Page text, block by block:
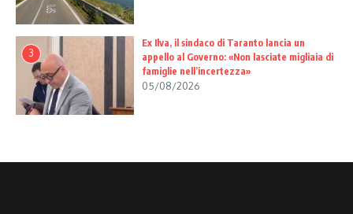
3
Ex Ilva, il sindaco di Taranto lancia un
appello al Governo: «Non lasciate migliaia di
famiglie nell’incertezza»
05/08/2026